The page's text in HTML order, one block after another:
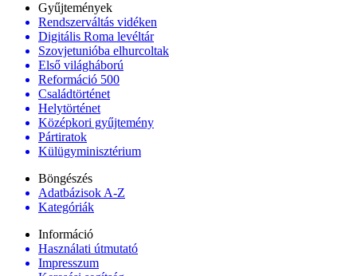
Gyűjtemények
Rendszerváltás vidéken
Digitális Roma levéltár
Szovjetunióba elhurcoltak
Első világháború
Reformáció 500
Családtörténet
Helytörténet
Középkori gyűjtemény
Pártiratok
Külügyminisztérium
Böngészés
Adatbázisok A-Z
Kategóriák
Információ
Használati útmutató
Impresszum